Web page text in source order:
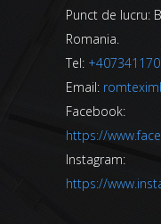
Punct de lucru:
Romania.
Tel:
Email:
Facebook:
https://
Instagram:
https://